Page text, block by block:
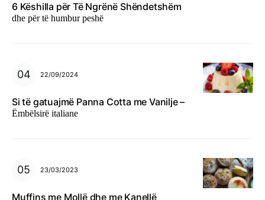
6 Këshilla për Të Ngrënë Shëndetshëm
dhe për të humbur peshë
22/09/2024
Si të gatuajmë Panna Cotta me Vanilje –
Ëmbëlsirë italiane
23/03/2023
Muffins me Mollë dhe me Kanellë